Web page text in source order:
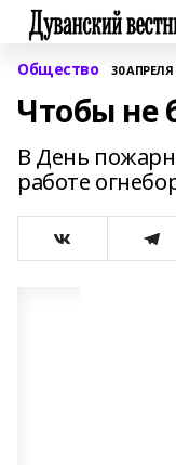
Общество 30 АПРЕЛЯ
Чтобы не
В День
работе